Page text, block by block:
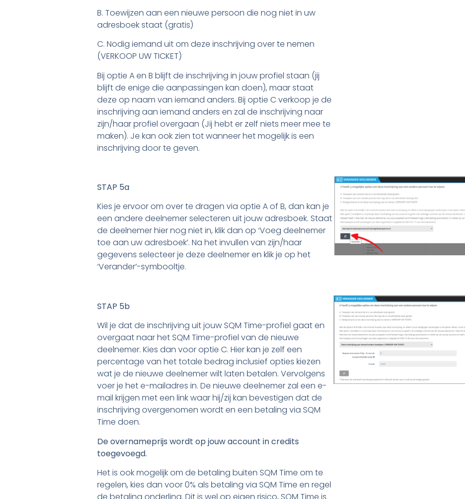
B. Toewijzen aan een nieuwe persoon die nog niet in uw
adresboek staat (gratis)
C. Nodig iemand uit om deze inschrijving over te nemen
(VERKOOP UW TICKET)
Bij optie A en B blijft de inschrijving in jouw profiel staan (jij
blijft de enige die aanpassingen kan doen), maar staat
deze op naam van iemand anders. Bij optie C verkoop je de
inschrijving aan iemand anders en zal de inschrijving naar
zijn/haar profiel overgaan (Jij hebt er zelf niets meer mee te
maken). Je kan ook zien tot wanneer het mogelijk is een
inschrijving door te geven.
STAP 5a
Kies je ervoor om over te dragen via optie A of B, dan kan je
een andere deelnemer selecteren uit jouw adresboek. Staat
de deelnemer hier nog niet in, klik dan op ‘Voeg deelnemer
toe aan uw adresboek’. Na het invullen van zijn/haar
gegevens selecteer je deze deelnemer en klik je op het
‘Verander’-symbooltje.
STAP 5b
Wil je dat de inschrijving uit jouw SQM Time-profiel gaat en
overgaat naar het SQM Time-profiel van de nieuwe
deelnemer. Kies dan voor optie C. Hier kan je zelf een
percentage van het totale bedrag inclusief opties kiezen
wat je de nieuwe deelnemer wilt laten betalen. Vervolgens
voer je het e-mailadres in. De nieuwe deelnemer zal een e-
mail krijgen met een link waar hij/zij kan bevestigen dat de
inschrijving overgenomen wordt en een betaling via SQM
Time doen.
De overnameprijs wordt op jouw account in credits
toegevoegd.
Het is ook mogelijk om de betaling buiten SQM Time om te
regelen, kies dan voor 0% als betaling via SQM Time en regel